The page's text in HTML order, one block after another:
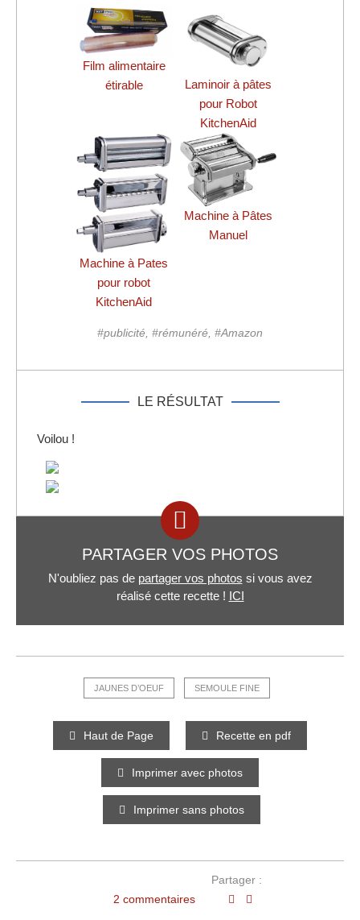
Film alimentaire
étirable
Laminoir à pâtes
pour Robot
KitchenAid
Machine à Pates
pour robot
KitchenAid
Machine à Pâtes
Manuel
#publicité, #rémunéré, #Amazon
LE RÉSULTAT
Voilou !
PARTAGER VOS PHOTOS
N'oubliez pas de partager vos photos si vous avez
réalisé cette recette ! ICI
JAUNES D’OEUF SEMOULE FINE
Haut de Page Recette en pdf
Imprimer avec photos
Imprimer sans photos
2 commentaires
Partager :